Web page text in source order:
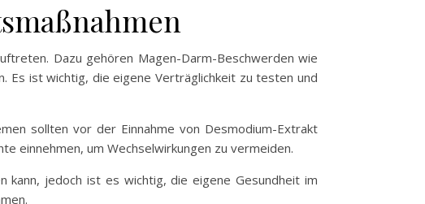
Dazu gehören Magen-Darm-Beschwerden wie
Es ist wichtig, die eigene Verträglichkeit zu testen und
sollten vor der Einnahme von Desmodium-Extrakt
einnehmen, um Wechselwirkungen zu vermeiden.
kann, jedoch ist es wichtig, die eigene Gesundheit im